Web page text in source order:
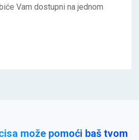
Vam dostupni na jednom
može pomoći baš tvom